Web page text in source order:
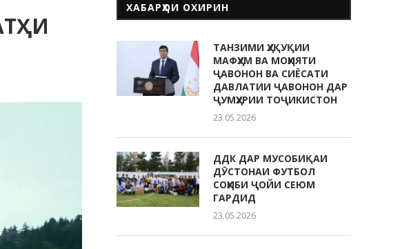
ХАБАРҲОИ ОХИРИН
ТАНЗИМИ ҲУҚУҚИИ
МАФҲУМ ВА МОҲИЯТИ
ҶАВОНОН ВА СИЁСАТИ
ДАВЛАТИИ ҶАВОНОН ДАР
ҶУМҲУРИИ ТОҶИКИСТОН
23.05.2026
ДДК ДАР МУСОБИҚАИ
ДӮСТОНАИ ФУТБОЛ
СОҲИБИ ҶОЙИ СЕЮМ
ГАРДИД
23.05.2026